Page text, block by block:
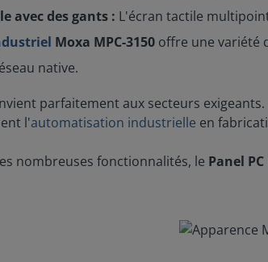
avec des gants : L'écran tactile
Moxa MPC-3150 offre une variété
native.
parfaitement aux secteurs
l'automatisation industrielle en
nombreuses fonctionnalités, le Panel